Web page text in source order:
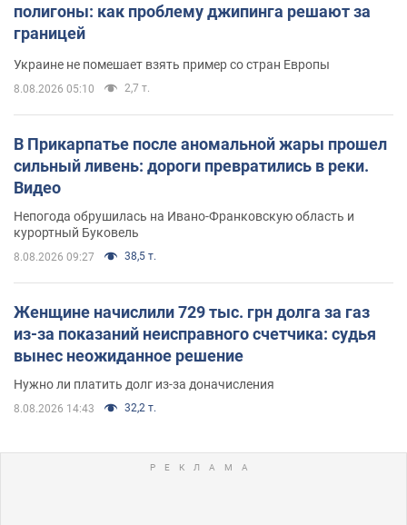
полигоны: как проблему джипинга решают за
границей
Украине не помешает взять пример со стран Европы
8.08.2026 05:10 2,7 т.
В Прикарпатье после аномальной жары прошел
сильный ливень: дороги превратились в реки.
Видео
Непогода обрушилась на Ивано-Франковскую область и
курортный Буковель
8.08.2026 09:27 38,5 т.
Женщине начислили 729 тыс. грн долга за газ
из-за показаний неисправного счетчика: судья
вынес неожиданное решение
Нужно ли платить долг из-за доначисления
8.08.2026 14:43 32,2 т.